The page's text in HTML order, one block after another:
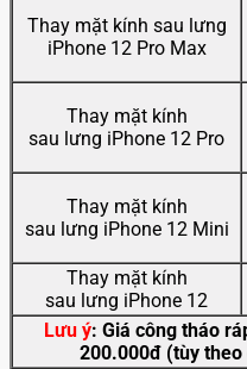
Thay mặt kính sau lưng
iPhone 12 Pro Max
Thay mặt kính
sau lưng iPhone 12 Pro
Thay mặt kính
sau lưng iPhone 12 Mini
Thay mặt kính
sau lưng iPhone 12
Lưu ý: Giá công tháo
200.000đ (tùy